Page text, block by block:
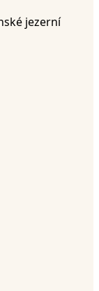
jezerní